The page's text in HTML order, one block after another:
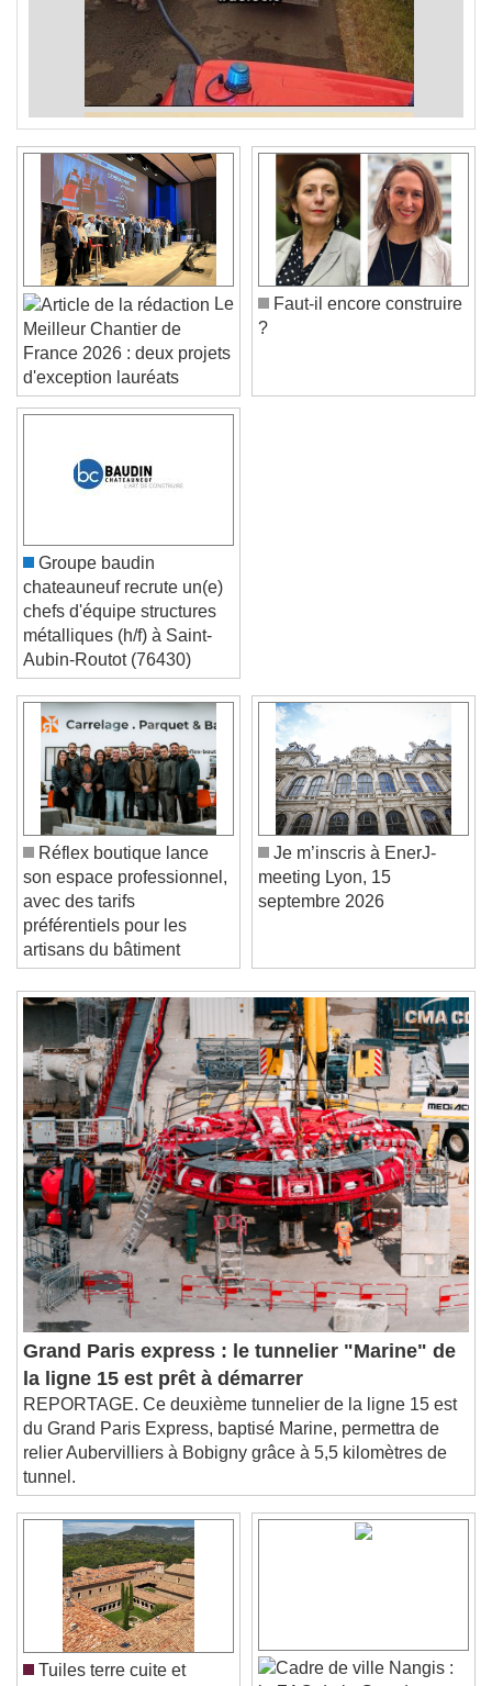
Video Player is loading.
Play Video
Play
Skip Backward
Skip Forward
Mute
Current Time0:00
/
Duration0:00
Loaded
Stream Type
Seek to live, currently behind live
Remaining Time-0:00
1x
Playback Rate
Chapters
Chapters
Descriptions
descriptions off, selected
Subtitles
subtitles settings, opens subtitles
settings dialog
subtitles off, selected
Audio Track
Picture-in-Picture
Fullscreen
This is a modal window.
Beginning of dialog window. Escape will cancel
and close the window.
Text
Text Background
Color
Caption Area Background
Color Opacity
Font Size
Meilleur Chantier de
France 2026 : deux projets
d'exception lauréats
Groupe baudin
chateauneuf recrute un(e)
chefs d'équipe structures
métalliques (h/f) à Saint-
Aubin-Routot (76430)
Réflex boutique lance
son espace professionnel,
avec des tarifs
préférentiels pour les
artisans du bâtiment
Je m’inscris à EnerJ-
meeting Lyon, 15
Grand Paris express : le tunnelier "Marine" de
la ligne 15 est prêt à démarrer
REPORTAGE. Ce deuxième tunnelier de la ligne 15 est
du Grand Paris Express, baptisé Marine, permettra de
relier Aubervilliers à Bobigny grâce à 5,5 kilomètres de
tunnel.